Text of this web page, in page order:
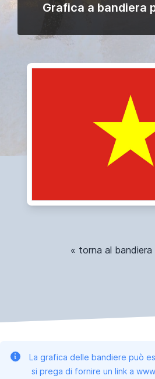
Grafica a bandiera
« torna al bandiera
La grafica delle bandiere può
si prega di fornire un link a